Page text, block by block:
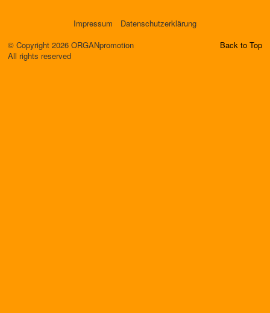
Impressum
Datenschutzerklärung
© Copyright 2026 ORGANpromotion
All rights reserved
Back to Top